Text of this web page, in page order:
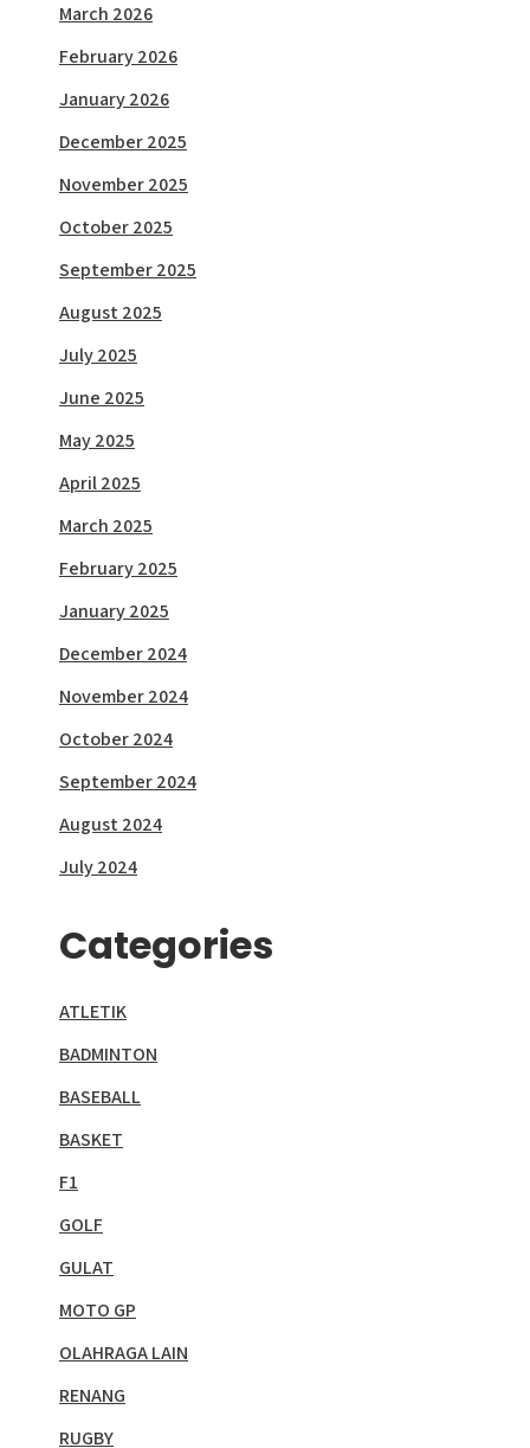
March 2026
February 2026
January 2026
December 2025
November 2025
October 2025
September 2025
August 2025
July 2025
June 2025
May 2025
April 2025
March 2025
February 2025
January 2025
December 2024
November 2024
October 2024
September 2024
August 2024
July 2024
Categories
ATLETIK
BADMINTON
BASEBALL
BASKET
F1
GOLF
GULAT
MOTO GP
OLAHRAGA LAIN
RENANG
RUGBY